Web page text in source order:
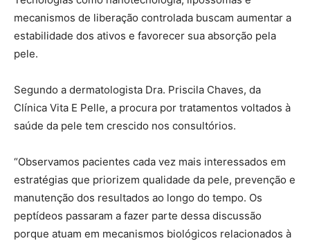
mecanismos de liberação controlada buscam aumentar a
estabilidade dos ativos e favorecer sua absorção pela
pele.
Segundo a dermatologista Dra. Priscila Chaves, da
Clínica Vita E Pelle, a procura por tratamentos voltados à
saúde da pele tem crescido nos consultórios.
“Observamos pacientes cada vez mais interessados em
estratégias que priorizem qualidade da pele, prevenção e
manutenção dos resultados ao longo do tempo. Os
peptídeos passaram a fazer parte dessa discussão
porque atuam em mecanismos biológicos relacionados à